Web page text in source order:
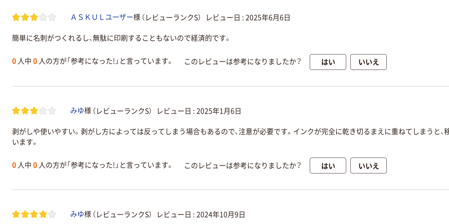
ＡＳＫＵＬユーザー様 （レビューランクS） レビュー日 : 2025年6月6日
簡単に名刺がつくれるし、無駄に印刷することもないので経済的です。
0 人中 0 人の方が「参考になった!」と言っています。 このレビューは参考になりましたか？ はい いいえ
みゆ様 （レビューランクS） レビュー日 : 2025年1月6日
剥がしや使いやすい。剥がし方によっては反ってしまう場合もあるので、注意が必要です。インクが完全に乾き切るまえに重ねてしまうと、
います。
0 人中 0 人の方が「参考になった!」と言っています。 このレビューは参考になりましたか？ はい いいえ
みゆ様 （レビューランクS） レビュー日 : 2024年10月9日